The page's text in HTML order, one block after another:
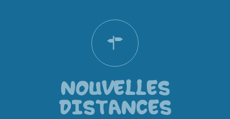
NOUVELLES
DISTANCES